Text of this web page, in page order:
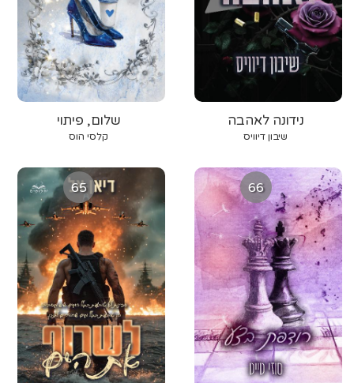
שלום, פיתוי
קלסי הוס
נידונה לאהבה
שיבון דיוויס
65 66